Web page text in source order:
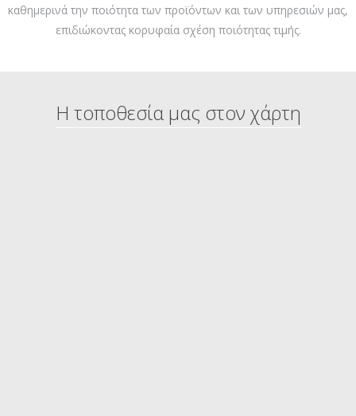
καθημερινά την ποιότητα των προϊόντων και των υπηρεσιών μας,
επιδιώκοντας κορυφαία σχέση ποιότητας τιμής.
Η τοποθεσία μας στον χάρτη